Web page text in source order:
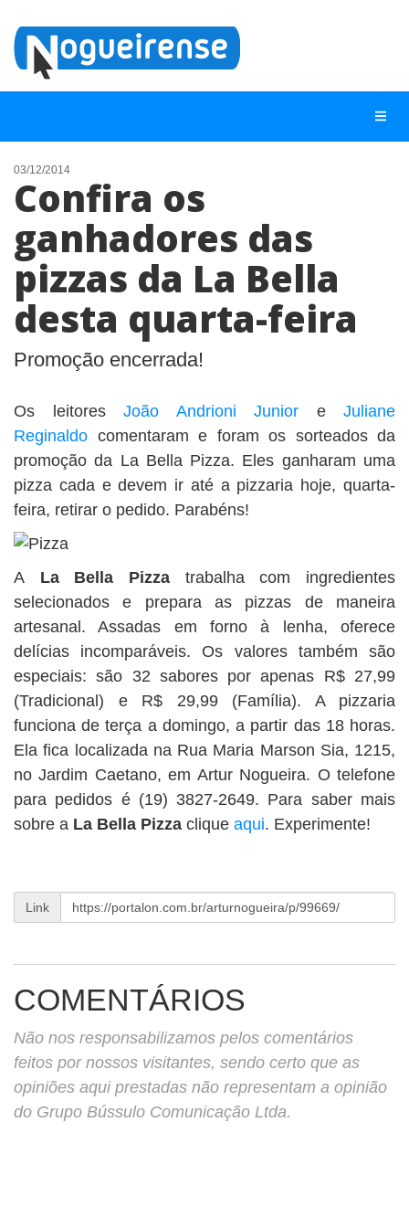
NOTÍCIAS
LISTA DIGITAL
TELEFONES ÚTEIS
QUEM SOMOS
CONTATO
ANUNCIE
BUSCAR
03/12/2014
Confira os
ganhadores das
pizzas da La Bella
desta quarta-feira
Promoção encerrada!
Os leitoresJoão Andrioni Junior e Juliane
Reginaldo comentaram e foram os sorteados da
promoção da La Bella Pizza. Eles ganharam uma
pizza cada e devem ir até a pizzaria hoje, quarta-
feira, retirar o pedido. Parabéns!
A La Bella Pizza trabalha com ingredientes
selecionados e prepara as pizzas de maneira
artesanal. Assadas em forno à lenha, oferece
delícias incomparáveis. Os valores também são
especiais: são 32 sabores por apenas R$ 27,99
(Tradicional) e R$ 29,99 (Família). A pizzaria
funciona de terça a domingo, a partir das 18 horas.
Ela fica localizada na Rua Maria Marson Sia, 1215,
no Jardim Caetano, em Artur Nogueira. O telefone
para pedidos é (19) 3827-2649. Para saber mais
sobre a La Bella Pizza clique aqui. Experimente!
Link
COMENTÁRIOS
Não nos responsabilizamos pelos comentários
feitos por nossos visitantes, sendo certo que as
opiniões aqui prestadas não representam a opinião
do Grupo Bússulo Comunicação Ltda.